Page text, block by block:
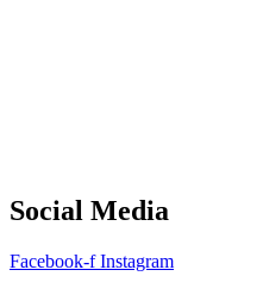
Social Media
Facebook-f Instagram